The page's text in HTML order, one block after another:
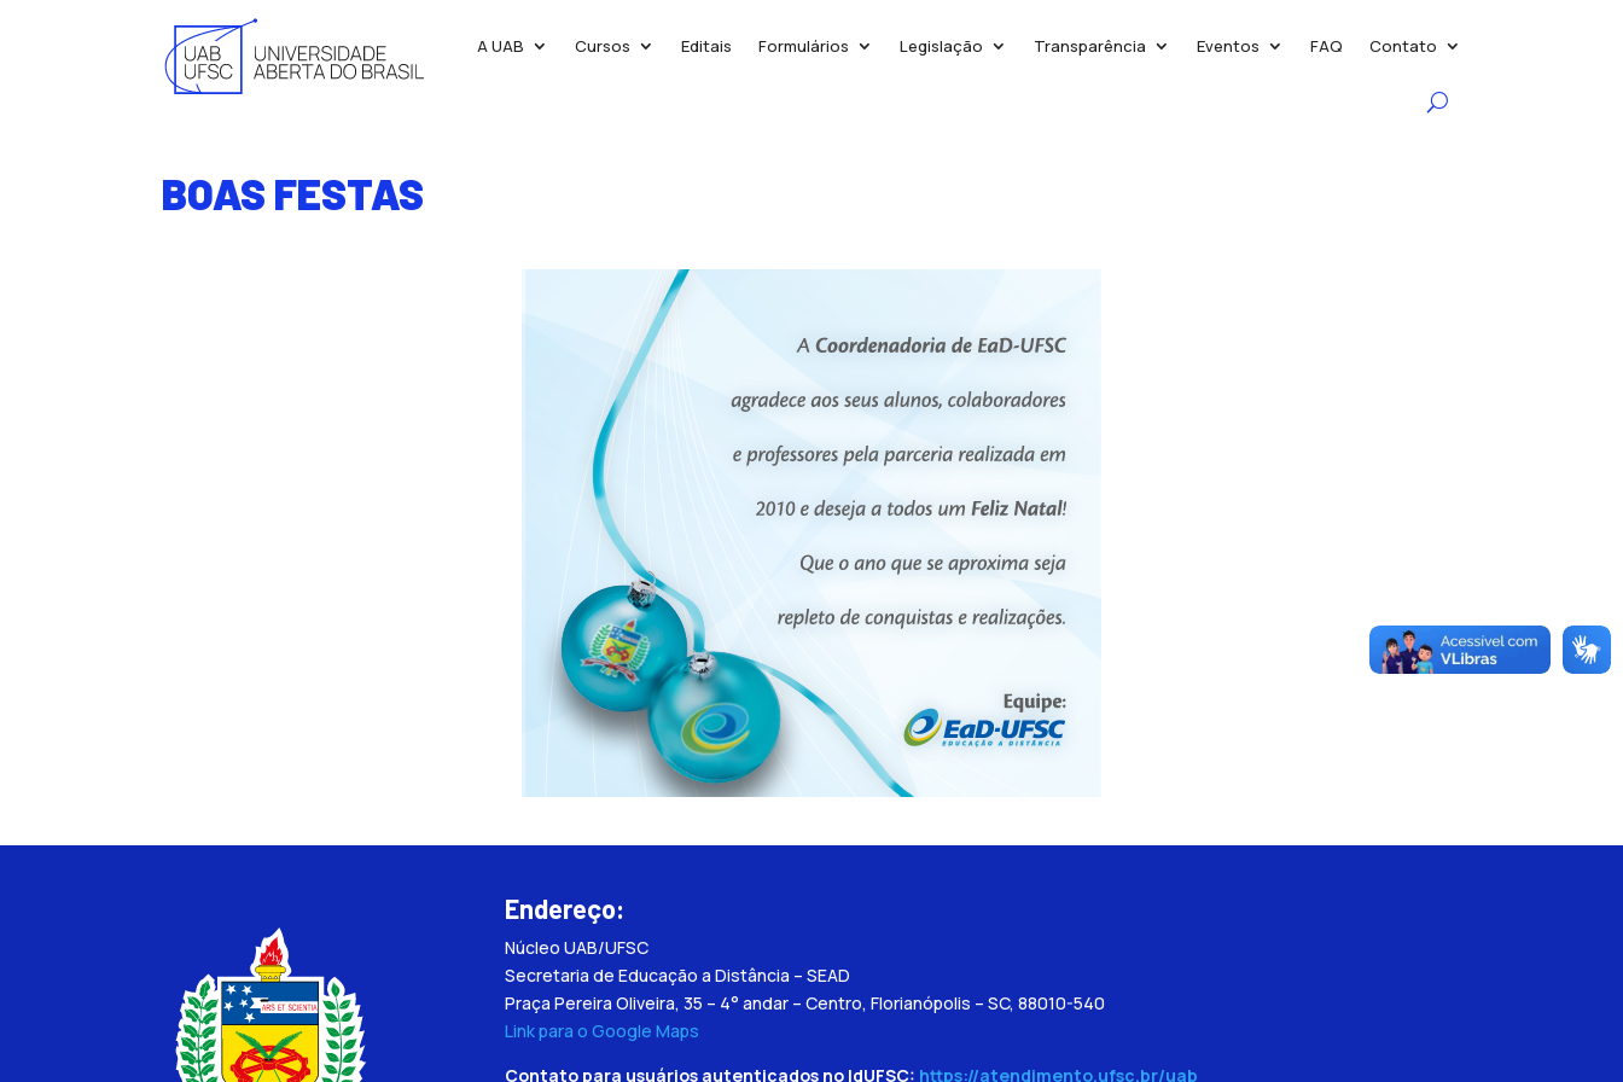
A UAB Cursos Editais Formulários Legislação Transparência Eventos FAQ Contato
BOAS FESTAS
Endereço:
Núcleo UAB/UFSC
Secretaria de Educação a Distância – SEAD
Praça Pereira Oliveira, 35 – 4° andar – Centro, Florianópolis – SC, 88010-540
Link para o Google Maps
Contato para usuários autenticados no IdUFSC: https://atendimento.ufsc.br/uab